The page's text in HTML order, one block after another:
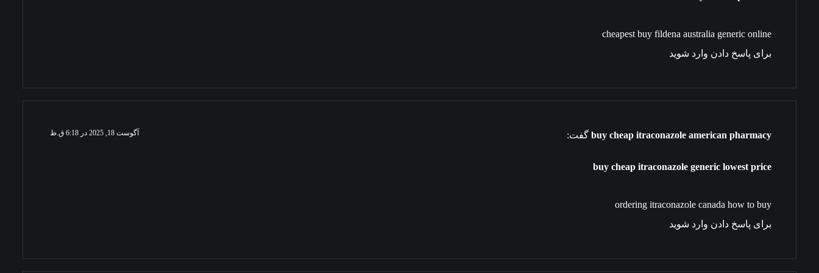
cheapest buy fildena australia generic online
برای پاسخ دادن وارد شوید
buy cheap itraconazole american pharmacy گفت: آگوست 18, 2025 در 6:18 ق.ظ
buy cheap itraconazole generic lowest price
ordering itraconazole canada how to buy
برای پاسخ دادن وارد شوید